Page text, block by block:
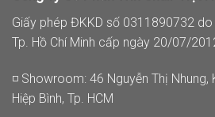
Giấy phép ĐKKD số 0311890732
Tp. Hồ Chí Minh cấp ngày 20/07/
◽ Showroom: 46 Nguyễn Thị Nhung,
Hiệp Bình, Tp. HCM